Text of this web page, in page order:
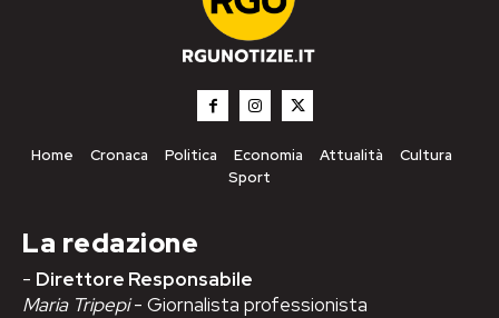
Home Cronaca Politica Economia Attualità
Cultura
Sport
La redazione
- Direttore Responsabile
Maria Tripepi- Giornalista professionista